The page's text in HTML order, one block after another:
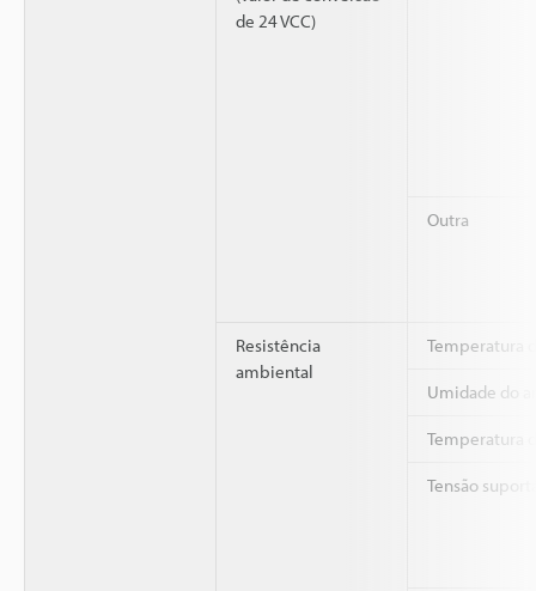
de 24 VCC)
Outra
Resistência
ambiental
Temperatura
Umidade do
Temperatura
Tensão